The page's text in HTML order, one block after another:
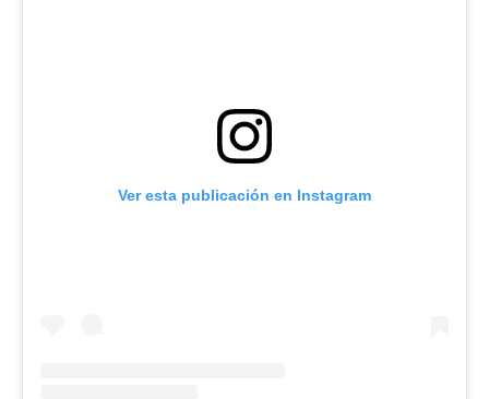
Ver esta publicación en Instagram